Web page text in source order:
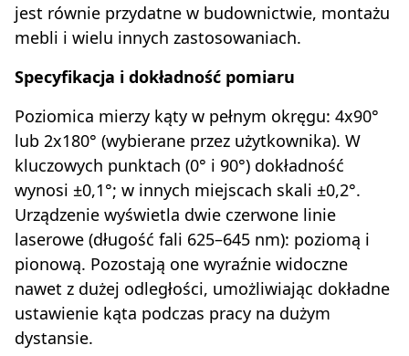
jest równie przydatne w budownictwie, montażu
mebli i wielu innych zastosowaniach.
Specyfikacja i dokładność pomiaru
Poziomica mierzy kąty w pełnym okręgu: 4x90°
lub 2x180° (wybierane przez użytkownika). W
kluczowych punktach (0° i 90°) dokładność
wynosi ±0,1°; w innych miejscach skali ±0,2°.
Urządzenie wyświetla dwie czerwone linie
laserowe (długość fali 625–645 nm): poziomą i
pionową. Pozostają one wyraźnie widoczne
nawet z dużej odległości, umożliwiając dokładne
ustawienie kąta podczas pracy na dużym
dystansie.